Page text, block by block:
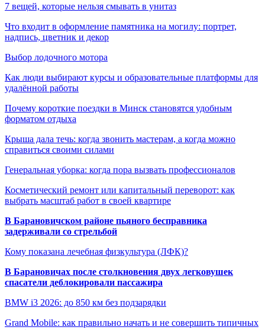
7 вещей, которые нельзя смывать в унитаз
Что входит в оформление памятника на могилу: портрет,
надпись, цветник и декор
Выбор лодочного мотора
Как люди выбирают курсы и образовательные платформы для
удалённой работы
Почему короткие поездки в Минск становятся удобным
форматом отдыха
Крыша дала течь: когда звонить мастерам, а когда можно
справиться своими силами
Генеральная уборка: когда пора вызвать профессионалов
Косметический ремонт или капитальный переворот: как
выбрать масштаб работ в своей квартире
В Барановичском районе пьяного бесправника
задерживали со стрельбой
Кому показана лечебная физкультура (ЛФК)?
В Барановичах после столкновения двух легковушек
спасатели деблокировали пассажира
BMW i3 2026: до 850 км без подзарядки
Grand Mobile: как правильно начать и не совершить типичных